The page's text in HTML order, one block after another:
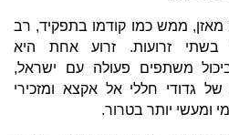
מאזן, ממש כמו קודמו בתפקיד, רב
זרועות. זרוע אחת היא
משתפים פעולה עם ישראל,
גדודי חללי אל אקצא ומזכירי
ומעשי יותר בטרור.